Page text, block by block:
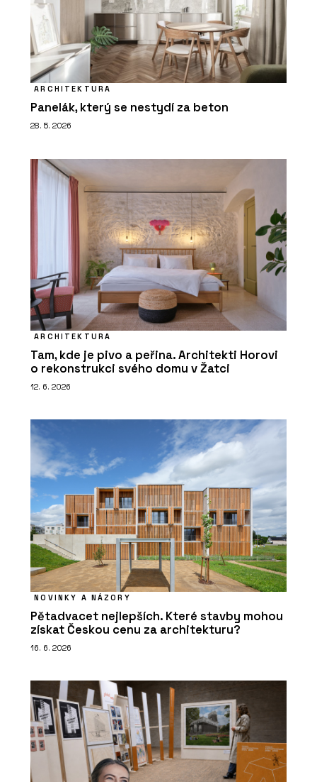
ARCHITEKTURA
Panelák, který se nestydí za beton
28. 5. 2026
ARCHITEKTURA
Tam, kde je pivo a peřina. Architekti Horovi
o rekonstrukci svého domu v Žatci
12. 6. 2026
NOVINKY A NÁZORY
Pětadvacet nejlepších. Které stavby mohou
získat Českou cenu za architekturu?
16. 6. 2026